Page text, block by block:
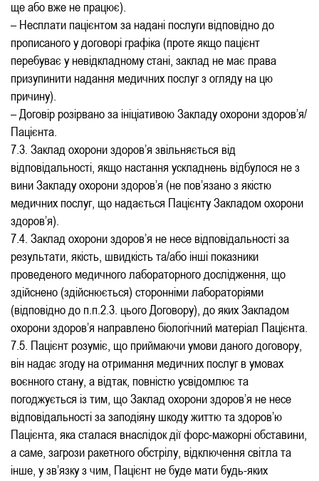
ще або вже не працює).
– Несплати пацієнтом за надані послуги відповідно до
прописаного у договорі графіка (проте якщо пацієнт
перебуває у невідкладному стані, заклад не має права
призупинити надання медичних послуг з огляду на цю
причину).
– Договір розірвано за ініціативою Закладу охорони здоров’я/
Пацієнта.
7.3. Заклад охорони здоров’я звільняється від
відповідальності, якщо настання ускладнень відбулося не з
вини Закладу охорони здоров’я (не пов’язано з якістю
медичних послуг, що надається Пацієнту Закладом охорони
здоров’я).
7.4. Заклад охорони здоров’я не несе відповідальності за
результати, якість, швидкість та/або інші показники
проведеного медичного лабораторного дослідження, що
здійснено (здійснюється) сторонніми лабораторіями
(відповідно до п.п.2.3. цього Договору), до яких Закладом
охорони здоров’я направлено біологічний матеріал Пацієнта.
7.5. Пацієнт розуміє, що приймаючи умови даного договору,
він надає згоду на отримання медичних послуг в умовах
воєнного стану, а відтак, повністю усвідомлює та
погоджується із тим, що Заклад охорони здоров’я не несе
відповідальності за заподіяну шкоду життю та здоров’ю
Пацієнта, яка сталася внаслідок дії форс-мажорні обставини,
а саме, загрози ракетного обстрілу, відключення світла та
інше, у зв’язку з чим, Пацієнт не буде мати будь-яких